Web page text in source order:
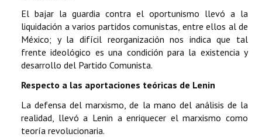
El bajar la guardia contra el oportunismo llevó a la
liquidación a varios partidos comunistas, entre ellos al de
México; y la difícil reorganización nos indica que tal
frente ideológico es una condición para la existencia y
desarrollo del Partido Comunista.
Respecto a las aportaciones teóricas de Lenin
La defensa del marxismo, de la mano del análisis de la
realidad, llevó a Lenin a enriquecer el marxismo como
teoría revolucionaria.